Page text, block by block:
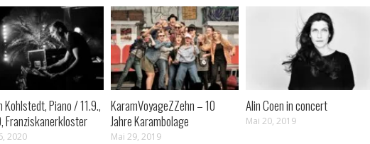
Kohlstedt, Piano / 11.9.,
Franziskanerkloster
2020
KaramVoyageZZehn – 10
Jahre Karambolage
Mai 29, 2019
Alin Coen in concert
Mai 20, 2019